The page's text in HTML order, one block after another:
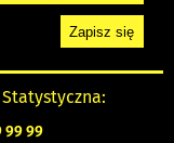
99 99